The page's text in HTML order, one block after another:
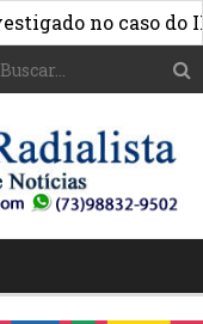
no caso do INSS